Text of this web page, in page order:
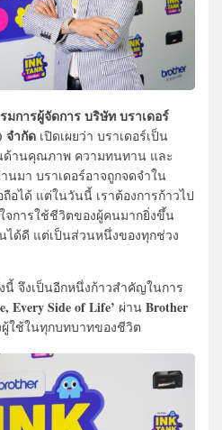
การผู้จัดการ บริษัท บราเดอร์
จำกัด เปิดเผยว่า บราเดอร์เป็น
ด้านคุณภาพ ความทนทาน และ
มา บราเดอร์อาจถูกจดจำใน
อได้ แต่ในวันนี้ เราต้องการก้าวไป
การใช้ชีวิตของผู้คนมากยิ่งขึ้น
ได้ดี แต่เป็นส่วนหนึ่งของทุกช่วง
นี้ จึงเป็นอีกหนึ่งก้าวสำคัญในการ
Every Side of Life’ ผ่าน Brother
ผู้ใช้ในทุกบทบาทของชีวิต